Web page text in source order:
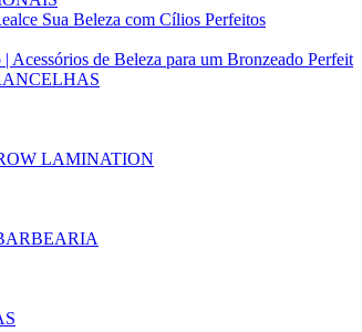
Sua Beleza com Cílios Perfeitos
Acessórios de Beleza para um Bronzeado Perfeit
LAMINATION